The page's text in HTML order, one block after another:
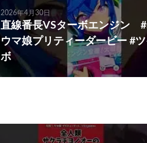
2026年4月30日
直線番長VSターボエンジン
ウマ娘プリティーダービー #
ボ